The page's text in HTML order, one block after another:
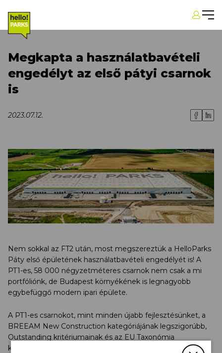
Megkapta a használatbavételi
engedélyt az első pátyi csarnok
is
2023.07.12.
Nem sokkal az FT2 után, most megszereztük a HelloParks
Páty első épületének használatbavételi engedélyét is! A
PT1-es, 58 000 négyzetméteres csarnok nem csak a mi
portfóliónk, de Budapest környékének is legnagyobb
egybefüggő modern ipari épülete.
A PT1-es csarnokot, mint minden újabb fejlesztésünket, a
BREEAM New Construction kategóriájának legszigorúbb,
Outstanding kritériumainak és az EU Taxonómia
követelményeinek megfelelően alakítottuk ki. Az ingatlan